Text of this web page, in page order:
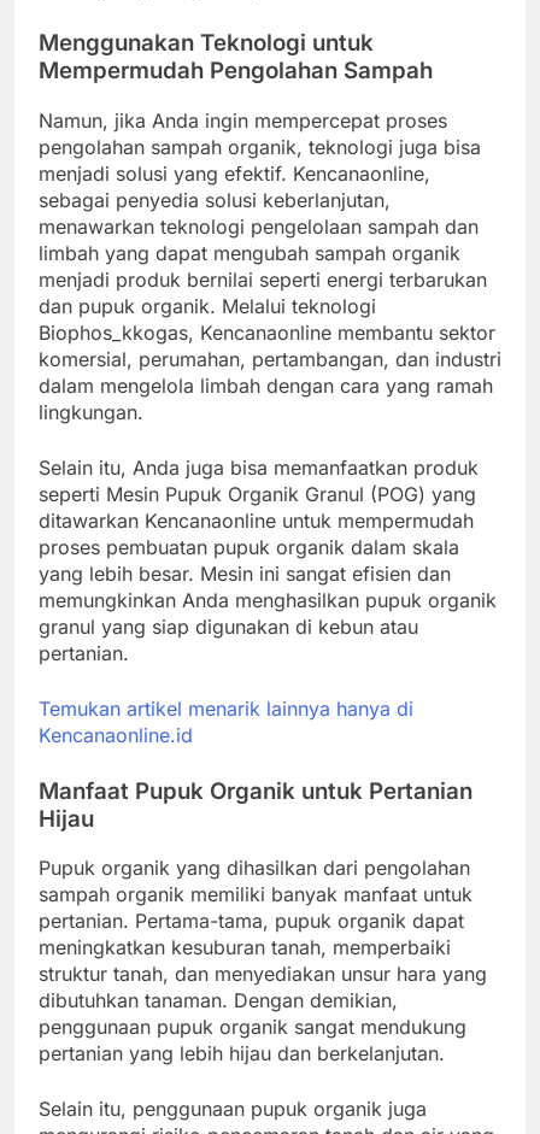
Menggunakan Teknologi untuk
Mempermudah Pengolahan Sampah
Namun, jika Anda ingin mempercepat proses
pengolahan sampah organik, teknologi juga bisa
menjadi solusi yang efektif. Kencanaonline,
sebagai penyedia solusi keberlanjutan,
menawarkan teknologi pengelolaan sampah dan
limbah yang dapat mengubah sampah organik
menjadi produk bernilai seperti energi terbarukan
dan pupuk organik. Melalui teknologi
Biophos_kkogas, Kencanaonline membantu sektor
komersial, perumahan, pertambangan, dan industri
dalam mengelola limbah dengan cara yang ramah
lingkungan.
Selain itu, Anda juga bisa memanfaatkan produk
seperti Mesin Pupuk Organik Granul (POG) yang
ditawarkan Kencanaonline untuk mempermudah
proses pembuatan pupuk organik dalam skala
yang lebih besar. Mesin ini sangat efisien dan
memungkinkan Anda menghasilkan pupuk organik
granul yang siap digunakan di kebun atau
pertanian.
Temukan artikel menarik lainnya hanya di
Kencanaonline.id
Manfaat Pupuk Organik untuk Pertanian
Hijau
Pupuk organik yang dihasilkan dari pengolahan
sampah organik memiliki banyak manfaat untuk
pertanian. Pertama-tama, pupuk organik dapat
meningkatkan kesuburan tanah, memperbaiki
struktur tanah, dan menyediakan unsur hara yang
dibutuhkan tanaman. Dengan demikian,
penggunaan pupuk organik sangat mendukung
pertanian yang lebih hijau dan berkelanjutan.
Selain itu, penggunaan pupuk organik juga